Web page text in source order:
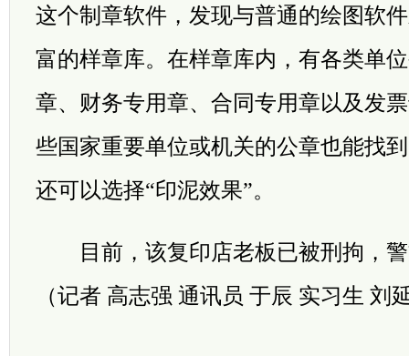
这个制章软件，发现与普通的绘图软
富的样章库。在样章库内，有各类单
章、财务专用章、合同专用章以及发
些国家重要单位或机关的公章也能找
还可以选择“印泥效果”。
目前，该复印店老板已被刑拘，警
（记者 高志强 通讯员 于辰 实习生 刘